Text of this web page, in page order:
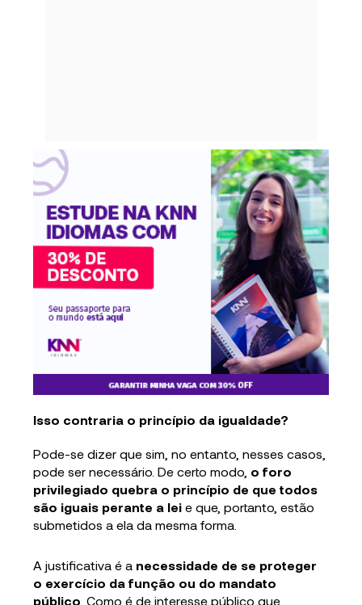
Isso contraria o princípio da igualdade?
Pode-se dizer que sim, no entanto, nesses casos,
pode ser necessário. De certo modo, o foro
privilegiado quebra o princípio de que todos
são iguais perante a lei e que, portanto, estão
submetidos a ela da mesma forma.
A justificativa é a necessidade de se proteger
o exercício da função ou do mandato
público . Como é de interesse público que